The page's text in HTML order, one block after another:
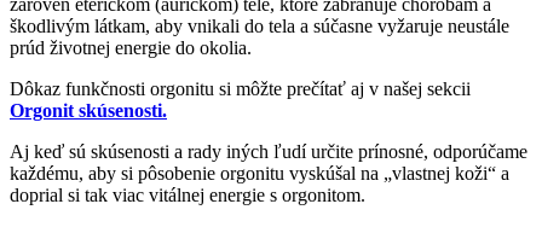
zároveň éterickom (aurickom) tele, ktoré zabraňuje chorobám a
škodlivým látkam, aby vnikali do tela a súčasne vyžaruje neustále
prúd životnej energie do okolia.
Dôkaz funkčnosti orgonitu si môžte prečítať aj v našej sekcii
Orgonit skúsenosti.
Aj keď sú skúsenosti a rady iných ľudí určite prínosné, odporúčame
každému, aby si pôsobenie orgonitu vyskúšal na „vlastnej koži“ a
doprial si tak viac vitálnej energie s orgonitom.